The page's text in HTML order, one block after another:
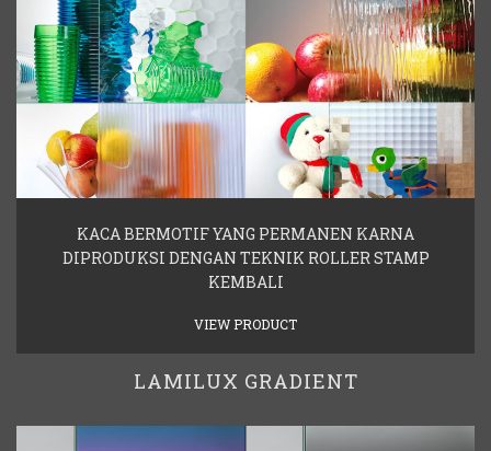
KACA BERMOTIF YANG PERMANEN KARNA
DIPRODUKSI DENGAN TEKNIK ROLLER STAMP
KEMBALI
VIEW PRODUCT
LAMILUX GRADIENT